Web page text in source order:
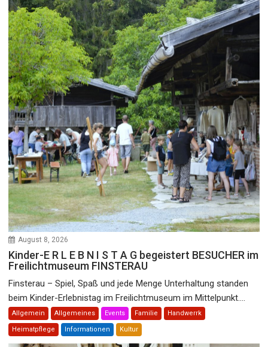
August 8, 2026
Kinder-E R L E B N I S T A G begeistert BESUCHER im
Freilichtmuseum FINSTERAU
Finsterau – Spiel, Spaß und jede Menge Unterhaltung standen
beim Kinder-Erlebnistag im Freilichtmuseum im Mittelpunkt....
Allgemein Allgemeines Events Familie Handwerrk
Heimatpflege Informationen Kultur